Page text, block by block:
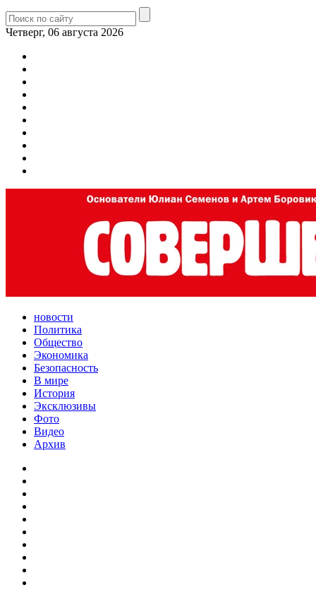
Четверг, 06 августа 2026
новости
Политика
Общество
Экономика
Безопасность
В мире
История
Эксклюзивы
Фото
Видео
Архив